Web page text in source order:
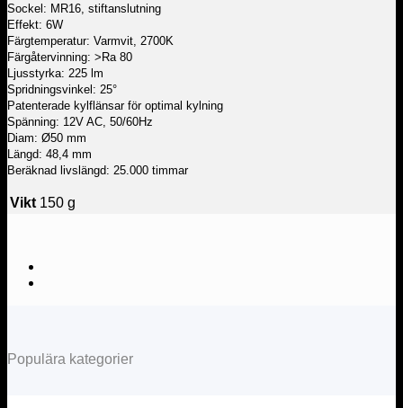
Sockel: MR16, stiftanslutning
Effekt: 6W
Färgtemperatur: Varmvit, 2700K
Färgåtervinning: >Ra 80
Ljusstyrka: 225 lm
Spridningsvinkel: 25°
Patenterade kylflänsar för optimal kylning
Spänning: 12V AC, 50/60Hz
Diam: Ø50 mm
Längd: 48,4 mm
Beräknad livslängd: 25.000 timmar
Vikt 150 g
Populära kategorier